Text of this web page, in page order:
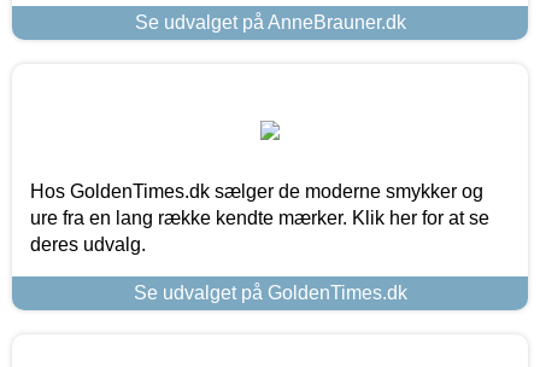
Se udvalget på AnneBrauner.dk
Hos GoldenTimes.dk sælger de moderne smykker og
ure fra en lang række kendte mærker. Klik her for at se
deres udvalg.
Se udvalget på GoldenTimes.dk